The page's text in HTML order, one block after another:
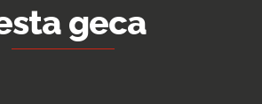
geca